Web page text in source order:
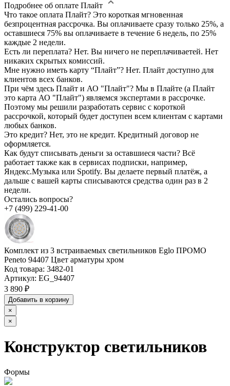
Подробнее об оплате Плайт
Что такое оплата Плайт? Это короткая мгновенная
безпроцентная рассрочка. Вы оплачиваете сразу только 25%, а
оставшиеся 75% вы оплачиваете в течение 6 недель, по 25%
каждые 2 недели.
Есть ли переплата? Нет. Вы ничего не переплачиваетей. Нет
никаких скрытых комиссий.
Мне нужно иметь карту “Плайт”? Нет. Плайт доступно для
клиентов всех банков.
При чём здесь Плайт и АО "Плайт"? Мы в Плайте (а Плайт
это карта АО "Плайт") являемся экспертами в рассрочке.
Поэтому мы решили разработать сервис с короткой
рассрочкой, который будет доступен всем клиентам с картами
любых банков.
Это кредит? Нет, это не кредит. Кредитный договор не
оформляется.
Как будут списывать деньги за оставшиеся части? Всё
работает также как в сервисах подписки, например,
Яндекс.Музыка или Spotify. Вы делаете первый платёж, а
дальше с вашей карты списываются средства один раз в 2
недели.
Остались вопросы?
+7 (499) 229-41-00
Комплект из 3 встраиваемых светильников Eglo ПРОМО
Peneto 94407 Цвет арматуры хром
Код товара: 3482-01
Артикул: EG_94407
3 890 ₽
Добавить в корзину
×
×
Конструктор светильников
Формы